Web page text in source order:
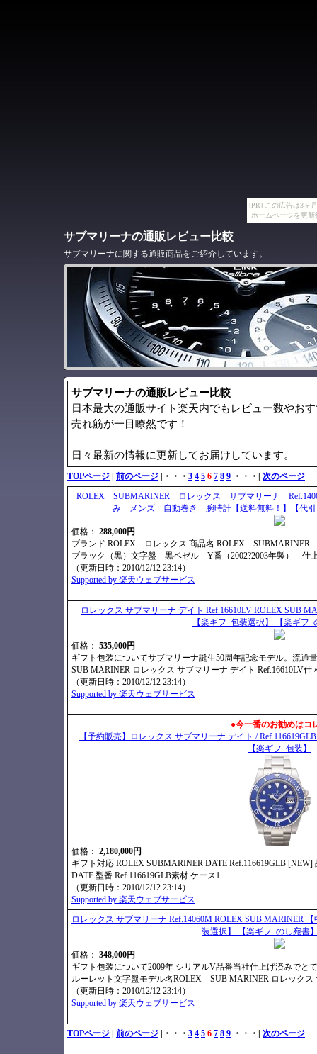
[PR] この広告は3ヶ
ホームページを更
サブマリーナの通販レビュー比較
サブマリーナに関する通販商品をご紹介しています。
サブマリーナの通販レビュー比較
日本最大の通販サイト楽天内でもレビュー数やお
売れ筋が一目瞭然です！
日々最新の情報に更新してお届けしています。
TOPページ 前のページ |・・・ 3 4 5 6 7 8 9 ・・・| 次のページ
ROLEX SUBMARINER ロレックス サブマリーナ
み メンズ 自動巻き 腕時計【送料無料！】【代引
価格： 288,000円
ブランド ROLEX ロレックス 商品名 ROLEX
ブラック（黒）文字盤 黒ベゼル Y番（2002?2003年製）
（更新日時：2010/12/12 23:14）
Supported by 楽天ウェブサービス
ロレックス サブマリーナ デイト Ref.16610LV ROLEX SUB
【楽ギフ_包装選択】 【楽ギフ
価格： 535,000円
ギフト包装についてサブマリーナ誕生50周年記念モデル。流
SUB MARINER ロレックス サブマリーナ デイト Ref.16610LV仕
（更新日時：2010/12/12 23:14）
Supported by 楽天ウェブサービス
●今一番のお勧めはコ
【予約販売】ロレックス サブマリーナ デイト /
【楽ギフ_包装】
価格： 2,180,000円
ギフト対応 ROLEX SUBMARINER DATE Ref.116619GLB
DATE 型番 Ref.116619GLB素材 ケース1
（更新日時：2010/12/12 23:14）
Supported by 楽天ウェブサービス
ロレックス サブマリーナ Ref.14060M ROLEX SUB MARINER
装選択】 【楽ギフ_のし宛書
価格： 348,000円
ギフト包装について2009年 シリアルV品番当社仕上げ済みでと
ルーレット文字盤モデル名ROLEX SUB MARINER ロレックス
（更新日時：2010/12/12 23:14）
Supported by 楽天ウェブサービス
TOPページ 前のページ |・・・ 3 4 5 6 7 8 9 ・・・| 次のページ